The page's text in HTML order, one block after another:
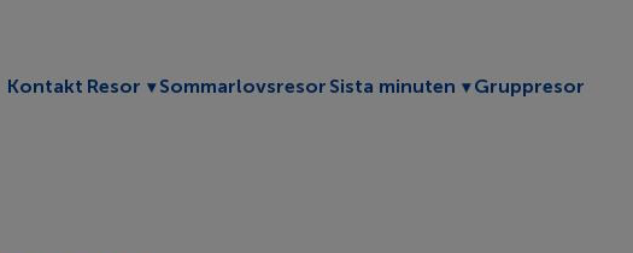
Kontakt Resor Toggle submenu
Sommarlovsresor Sista minuten Toggle submenu
Gruppresor